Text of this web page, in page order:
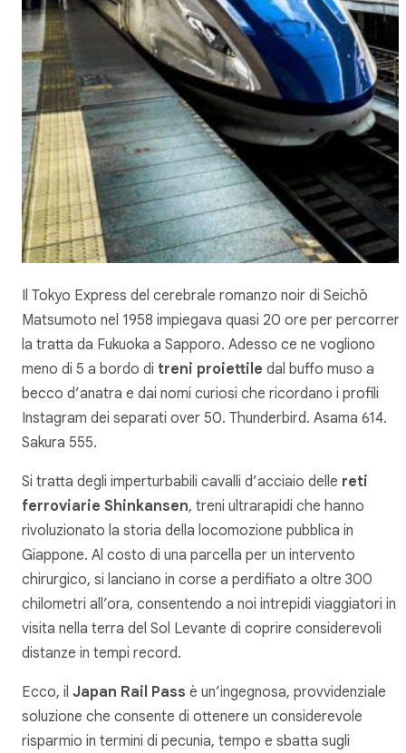
Il Tokyo Express del cerebrale romanzo noir di Seichō
Matsumoto nel 1958 impiegava quasi 20 ore per
la tratta da Fukuoka a Sapporo. Adesso ce ne vogliono
meno di 5 a bordo di treni proiettile dal buffo muso a
becco d’anatra e dai nomi curiosi che ricordano i profili
Instagram dei separati over 50. Thunderbird. Asama 614.
Sakura 555.
Si tratta degli imperturbabili cavalli d’acciaio delle reti
ferroviarie Shinkansen, treni ultrarapidi che hanno
rivoluzionato la storia della locomozione pubblica in
Giappone. Al costo di una parcella per un intervento
chirurgico, si lanciano in corse a perdifiato a oltre 300
chilometri all’ora, consentendo a noi intrepidi viaggiatori in
visita nella terra del Sol Levante di coprire considerevoli
distanze in tempi record.
Ecco, il Japan Rail Pass è un’ingegnosa, provvidenziale
soluzione che consente di ottenere un considerevole
risparmio in termini di pecunia, tempo e sbatta sugli